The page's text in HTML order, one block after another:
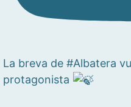
La breva de #Albatera
protagonista